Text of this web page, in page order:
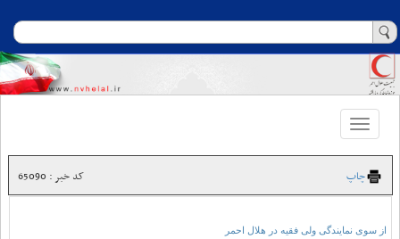
Toggle
navigation
چاپ کد خبر : 65090
از سوی نمایندگی ولی فقیه در هلال احمر